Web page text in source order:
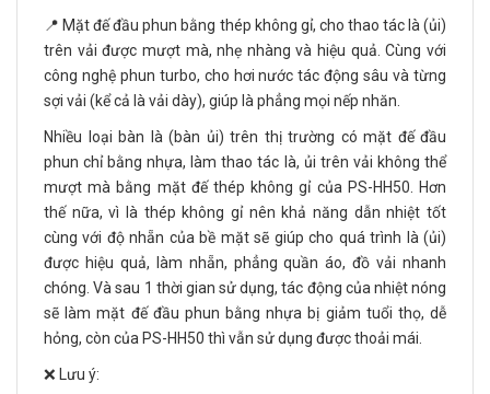
📍 Mặt đế đầu phun bằng thép không gỉ, cho thao tác là (ủi)
trên vải được mượt mà, nhẹ nhàng và hiệu quả. Cùng với
công nghệ phun turbo, cho hơi nước tác động sâu và từng
sợi vải (kể cả là vải dày), giúp là phẳng mọi nếp nhăn.
Nhiều loại bàn là (bàn ủi) trên thị trường có mặt đế đầu
phun chỉ bằng nhựa, làm thao tác là, ủi trên vải không thể
mượt mà bằng mặt đế thép không gỉ của PS-HH50. Hơn
thế nữa, vì là thép không gỉ nên khả năng dẫn nhiệt tốt
cùng với độ nhẵn của bề mặt sẽ giúp cho quá trình là (ủi)
được hiệu quả, làm nhẵn, phẳng quần áo, đồ vải nhanh
chóng. Và sau 1 thời gian sử dụng, tác động của nhiệt nóng
sẽ làm mặt đế đầu phun bằng nhựa bị giảm tuổi thọ, dễ
hỏng, còn của PS-HH50 thì vẫn sử dụng được thoải mái.
❌ Lưu ý: